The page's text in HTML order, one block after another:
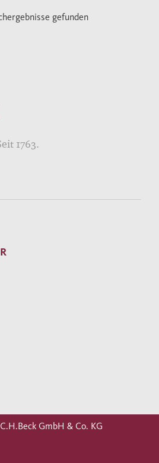
gefunden
1763.
GmbH & Co. KG